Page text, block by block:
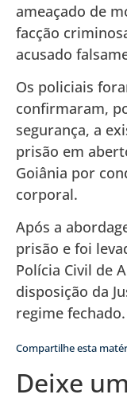
ameaçado de
facção
acusado
Os policiais
confirmaram,
segurança, a
prisão em
Goiânia por
corporal.
Após a
prisão e foi
Polícia Civil de
disposição da
regime fechado.
Compartilhe esta
Deixe